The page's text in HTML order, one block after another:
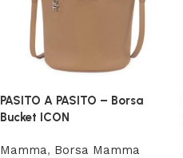
PASITO A PASITO – Borsa
Bucket ICON
Mamma, Borsa Mamma